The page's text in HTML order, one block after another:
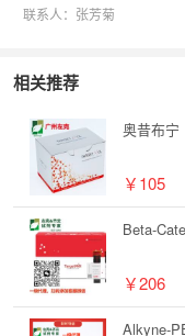
联系人： 张芳菊
相关推荐
奥昔布宁
￥105
Beta-
￥206